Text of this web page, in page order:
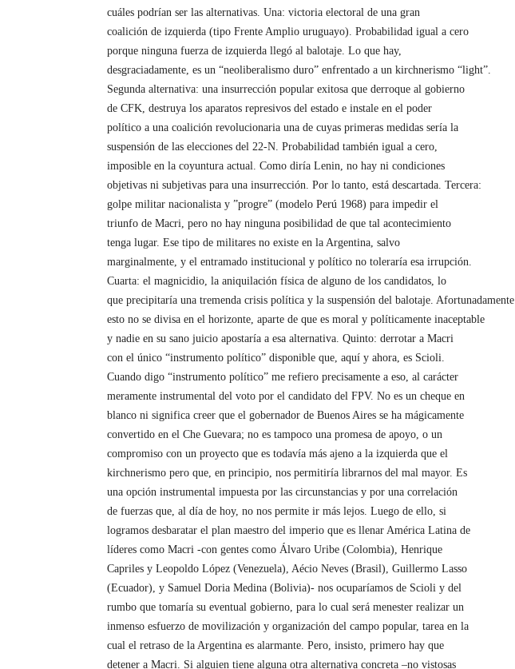
cuáles podrían ser las alternativas. Una: victoria electoral de una gran
coalición de izquierda (tipo Frente Amplio uruguayo). Probabilidad igual a cero
porque ninguna fuerza de izquierda llegó al balotaje. Lo que hay,
desgraciadamente, es un “neoliberalismo duro” enfrentado a un kirchnerismo “light”.
Segunda alternativa: una insurrección popular exitosa que derroque al gobierno
de CFK, destruya los aparatos represivos del estado e instale en el poder
político a una coalición revolucionaria una de cuyas primeras medidas sería la
suspensión de las elecciones del 22-N. Probabilidad también igual a cero,
imposible en la coyuntura actual. Como diría Lenin, no hay ni condiciones
objetivas ni subjetivas para una insurrección. Por lo tanto, está descartada. Tercera:
golpe militar nacionalista y ”progre” (modelo Perú 1968) para impedir el
triunfo de Macri, pero no hay ninguna posibilidad de que tal acontecimiento
tenga lugar. Ese tipo de militares no existe en la Argentina, salvo
marginalmente, y el entramado institucional y político no toleraría esa irrupción.
Cuarta: el magnicidio, la aniquilación física de alguno de los candidatos, lo
que precipitaría una tremenda crisis política y la suspensión del balotaje. Afortunadamente
esto no se divisa en el horizonte, aparte de que es moral y políticamente inaceptable
y nadie en su sano juicio apostaría a esa alternativa. Quinto: derrotar a Macri
con el único “instrumento político” disponible que, aquí y ahora, es Scioli.
Cuando digo “instrumento político” me refiero precisamente a eso, al carácter
meramente instrumental del voto por el candidato del FPV. No es un cheque en
blanco ni significa creer que el gobernador de Buenos Aires se ha mágicamente
convertido en el Che Guevara; no es tampoco una promesa de apoyo, o un
compromiso con un proyecto que es todavía más ajeno a la izquierda que el
kirchnerismo pero que, en principio, nos permitiría librarnos del mal mayor. Es
una opción instrumental impuesta por las circunstancias y por una correlación
de fuerzas que, al día de hoy, no nos permite ir más lejos. Luego de ello, si
logramos desbaratar el plan maestro del imperio que es llenar América Latina de
líderes como Macri -con gentes como Álvaro Uribe (Colombia), Henrique
Capriles y Leopoldo López (Venezuela), Aécio Neves (Brasil), Guillermo Lasso
(Ecuador), y Samuel Doria Medina (Bolivia)- nos ocuparíamos de Scioli y del
rumbo que tomaría su eventual gobierno, para lo cual será menester realizar un
inmenso esfuerzo de movilización y organización del campo popular, tarea en la
cual el retraso de la Argentina es alarmante. Pero, insisto, primero hay que
detener a Macri. Si alguien tiene alguna otra alternativa concreta –no vistosas